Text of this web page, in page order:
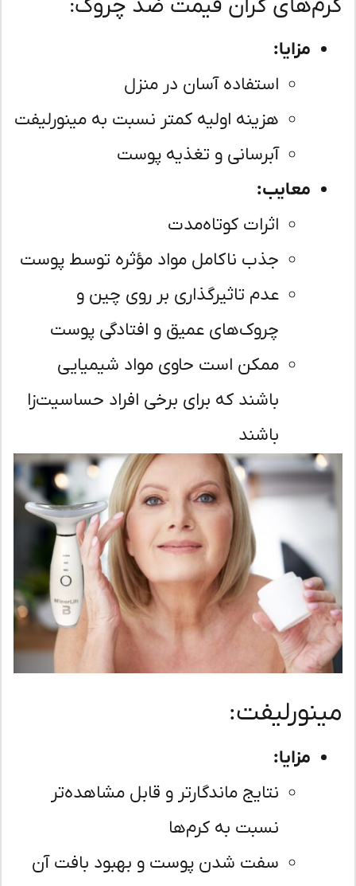
گران قیمت ضد چروک:
مزایا:
استفاده آسان در منزل
هزینه اولیه کمتر نسبت به مینورلیفت
آبرسانی و تغذیه پوست
معایب:
اثرات کوتاه‌مدت
جذب ناکامل مواد مؤثره توسط پوست
عدم تاثیرگذاری بر روی چین و
چروک‌های عمیق و افتادگی پوست
ممکن است حاوی مواد شیمیایی
باشند که برای برخی افراد حساسیت‌زا
باشند
مزایا:
نتایج ماندگارتر و قابل مشاهده‌تر
نسبت به کرم‌ها
سفت شدن پوست و بهبود بافت آن